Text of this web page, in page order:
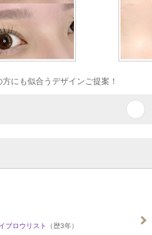
にも似合うデザインご提案！
ブロウリスト （歴3年）